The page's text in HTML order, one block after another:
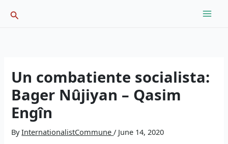
Search
Un combatiente socialista:
Bager Nûjiyan – Qasim
Engîn
ByInternationalistCommune/ June 14, 2020